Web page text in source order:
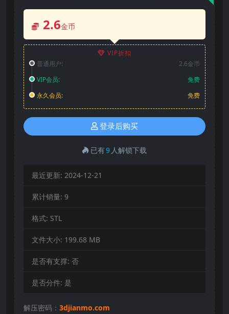
2.6金币
VIP折扣
普通用户:
2.6金币
VIP会员:
免费
永久会员:
免费
登录后购买
已有9 人解锁下载
最近更新: 2024-12-21
累计销量: 9
格式: STL
文件大小: 199.68 MB
是否有支撑: 否
是否分件: 是
解压密码： 3djianmo.com